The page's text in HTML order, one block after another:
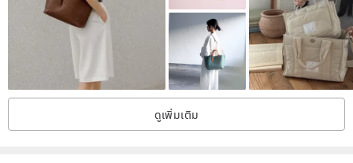
ดูเพิ่มเติม